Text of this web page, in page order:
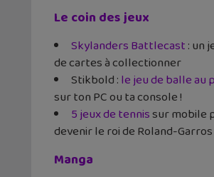
Le coin des jeux
Skylanders Battlecast: un
de cartes à collectionner
Stikbold :le jeu de balle au
sur ton PC ou ta console !
5 jeux de tennissur mobile
devenir le roi de Roland-Garros
Manga